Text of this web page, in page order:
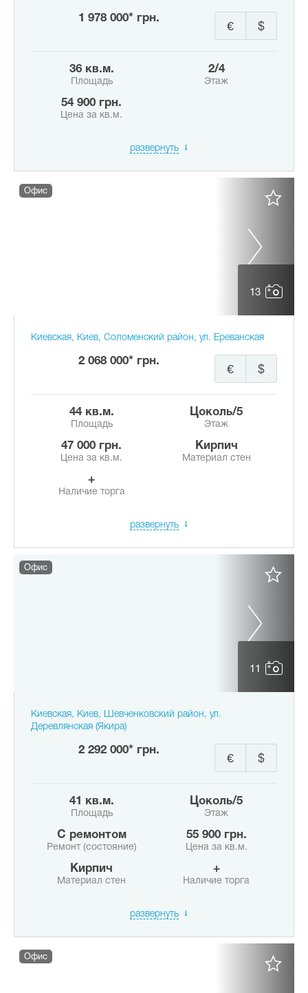
1 978 000* грн.
$
€
36 кв.м.
Площадь
2/4
Этаж
54 900 грн.
Цена за кв.м.
развернуть
13
Офис
Киевская, Киев, Соломенский район, ул. Ереванская
2 068 000* грн.
$
€
44 кв.м.
Площадь
цоколь/5
Этаж
47 000 грн.
Цена за кв.м.
Кирпич
Материал стен
+
Наличие торга
развернуть
11
Офис
Киевская, Киев, Шевченковский район, ул.
Деревлянская (Якира)
2 292 000* грн.
$
€
41 кв.м.
Площадь
цоколь/5
Этаж
с ремонтом
Ремонт (состояние)
55 900 грн.
Цена за кв.м.
Кирпич
Материал стен
+
Наличие торга
развернуть
Офис